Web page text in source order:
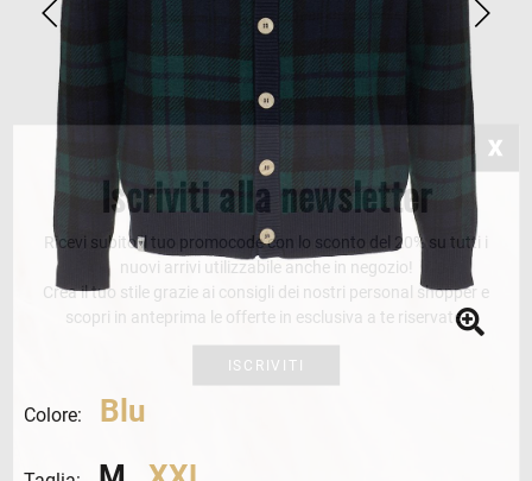
Colore: Blu
Iscriviti alla newsletter
Ricevi subito il tuo promocode con lo sconto del 20% su tutti i
nuovi arrivi utilizzabile anche in negozio!
Crea il tuo stile grazie ai consigli dei nostri personal shopper e
scopri in anteprima le offerte in esclusiva a te riservate.
ISCRIVITI